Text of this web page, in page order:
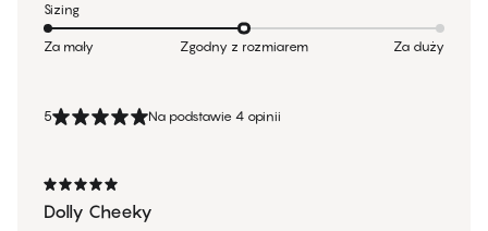
5 Na podstawie 4 opinii
Dolly Cheeky
Sizing
Za mały Zgodny z rozmiarem Za duży